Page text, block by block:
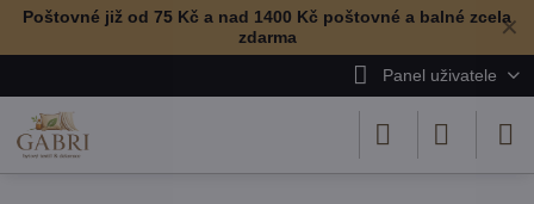
✕
Poštovné již od 75 Kč a nad 1400 Kč poštovné a balné zcela
zdarma
Panel uživatele